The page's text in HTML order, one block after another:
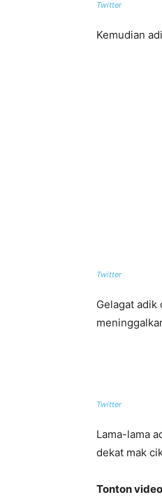
Twitter
Kemudian
Twitter
Gelagat
Twitter
Lama-lama
dekat mak
Tonton